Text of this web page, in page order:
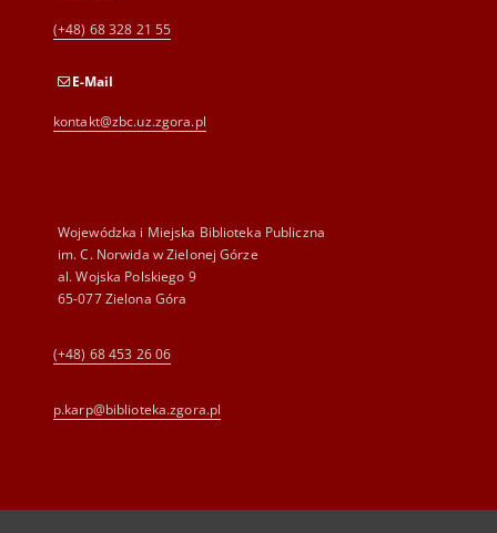
(+48) 68 328 21 55
E-Mail
kontakt@zbc.uz.zgora.pl
Wojewódzka i Miejska Biblioteka Publiczna
im. C. Norwida w Zielonej Górze
al. Wojska Polskiego 9
65-077 Zielona Góra
(+48) 68 453 26 06
p.karp@biblioteka.zgora.pl